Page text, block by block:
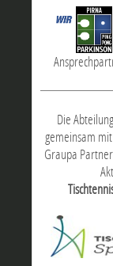
Die
gemeinsam
Graupa